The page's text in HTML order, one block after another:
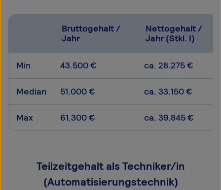
Bruttogehalt /
Jahr
Nettogehalt /
Jahr (Stkl. I)
Min 43.500 € ca. 28.275 €
Median 51.000 € ca. 33.150 €
Max 61.300 € ca. 39.845 €
Teilzeitgehalt als Techniker/in
(Automatisierungstechnik)